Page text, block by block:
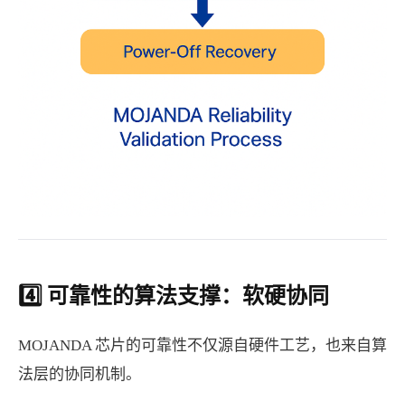
4️⃣ 可靠性的算法支撑：软硬协同
MOJANDA 芯片的可靠性不仅源自硬件工艺，也来自算
法层的协同机制。